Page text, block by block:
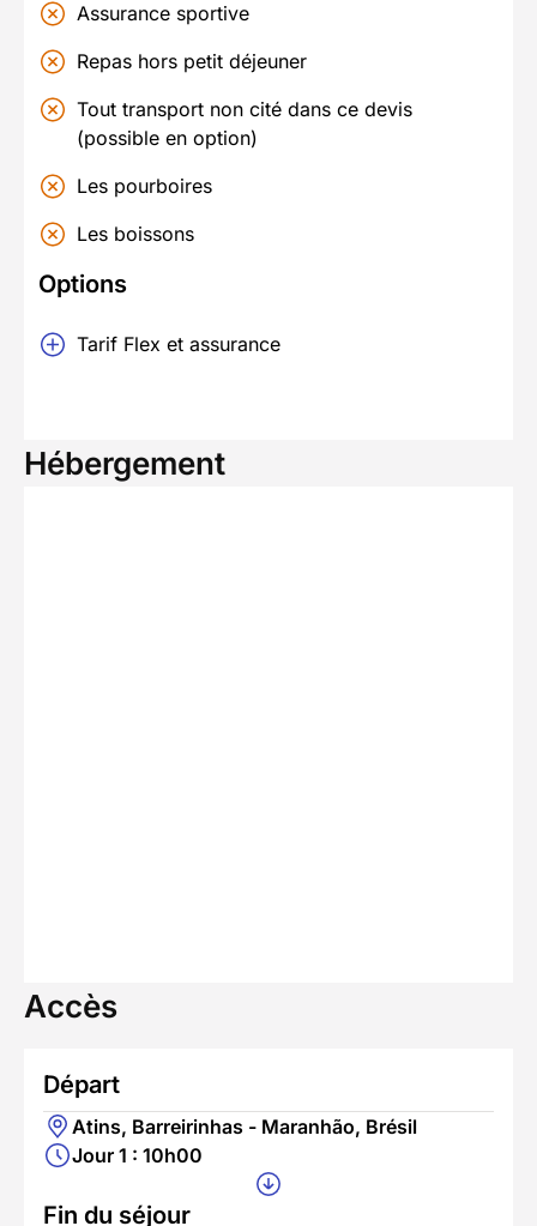
Assurance sportive
Repas hors petit déjeuner
Tout transport non cité dans ce devis
(possible en option)
Les pourboires
Les boissons
Options
Tarif Flex et assurance
Hébergement
Accès
Départ
Atins, Barreirinhas - Maranhão, Brésil
Jour 1 : 10h00
Fin du séjour